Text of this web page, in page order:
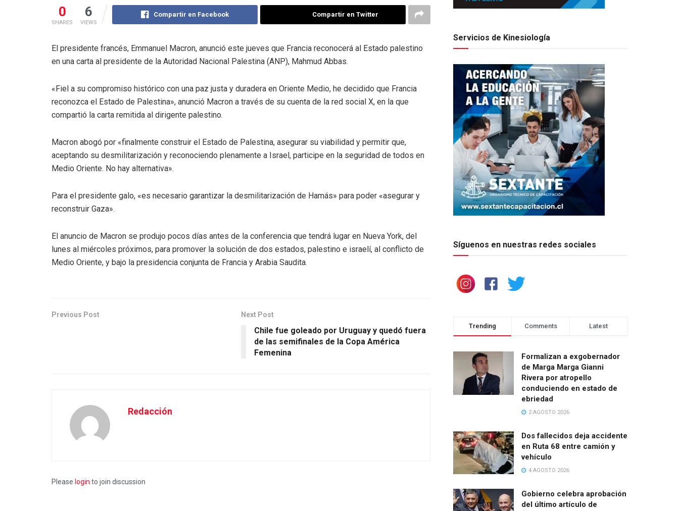
0
SHARES
6
VIEWS
Compartir en Facebook Compartir en Twitter
El presidente francés, Emmanuel Macron, anunció este jueves que Francia reconocerá al Estado palestino
en una carta al presidente de la Autoridad Nacional Palestina (ANP), Mahmud Abbas.
«Fiel a su compromiso histórico con una paz justa y duradera en Oriente Medio, he decidido que Francia
reconozca el Estado de Palestina», anunció Macron a través de su cuenta de la red social X, en la que
compartió la carta remitida al dirigente palestino.
Macron abogó por «finalmente construir el Estado de Palestina, asegurar su viabilidad y permitir que,
aceptando su desmilitarización y reconociendo plenamente a Israel, participe en la seguridad de todos en
Medio Oriente. No hay alternativa».
Para el presidente galo, «es necesario garantizar la desmilitarización de Hamás» para poder «asegurar y
reconstruir Gaza».
El anuncio de Macron se produjo pocos días antes de la conferencia que tendrá lugar en Nueva York, del
lunes al miércoles próximos, para promover la solución de dos estados, palestino e israelí, al conflicto de
Medio Oriente, y bajo la presidencia conjunta de Francia y Arabia Saudita.
Previous Post Next Post
Chile fue goleado por Uruguay y quedó fuera
de las semifinales de la Copa América
Femenina
Redacción
Please login to join discussion
Servicios de Kinesiología
Síguenos en nuestras redes sociales
Trending Comments Latest
Formalizan a exgobernador
de Marga Marga Gianni
Rivera por atropello
conduciendo en estado de
ebriedad
2 AGOSTO 2026
Dos fallecidos deja accidente
en Ruta 68 entre camión y
vehículo
4 AGOSTO 2026
Gobierno celebra aprobación
del último artículo de